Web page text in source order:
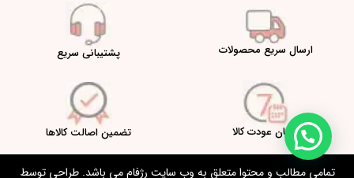
ارسال سریع محصولات
امکان عودت کالا
پشتیبانی سریع
تضمین اصالت کالاها
تمامی مطالب و محتوا متعلق به وب سایت رژفام می باشد. طراحی توسط